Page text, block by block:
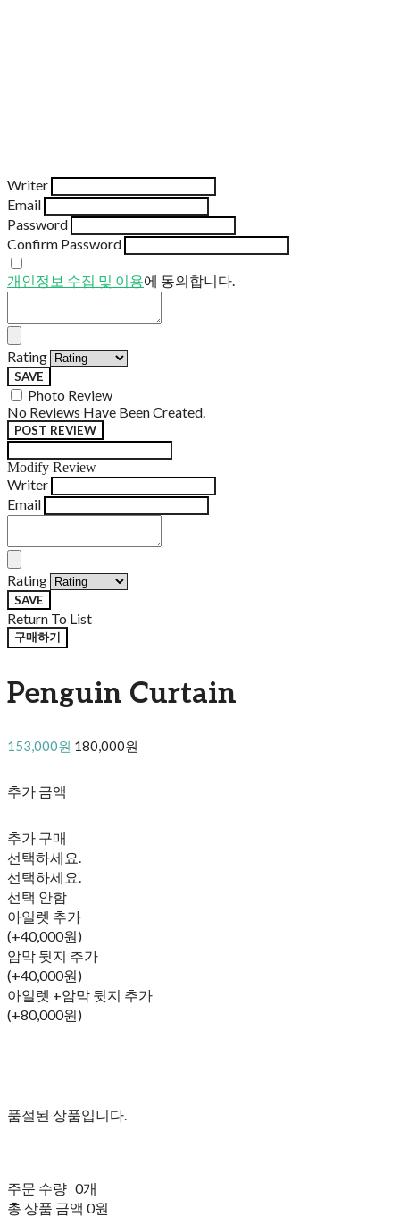
Writer
Email
Password
Confirm Password
개인정보 수집 및 이용에 동의합니다.
Rating
SAVE
Photo Review
No Reviews Have Been Created.
POST REVIEW
Modify Review
Writer
Email
Rating
SAVE
Return To List
구매하기
Penguin Curtain
153,000원 180,000원
추가 금액
추가 구매
선택하세요.
선택하세요.
선택 안함
아일렛 추가
(+40,000원)
암막 뒷지 추가
(+40,000원)
아일렛 +암막 뒷지 추가
(+80,000원)
품절된 상품입니다.
주문 수량 0개
총 상품 금액 0원